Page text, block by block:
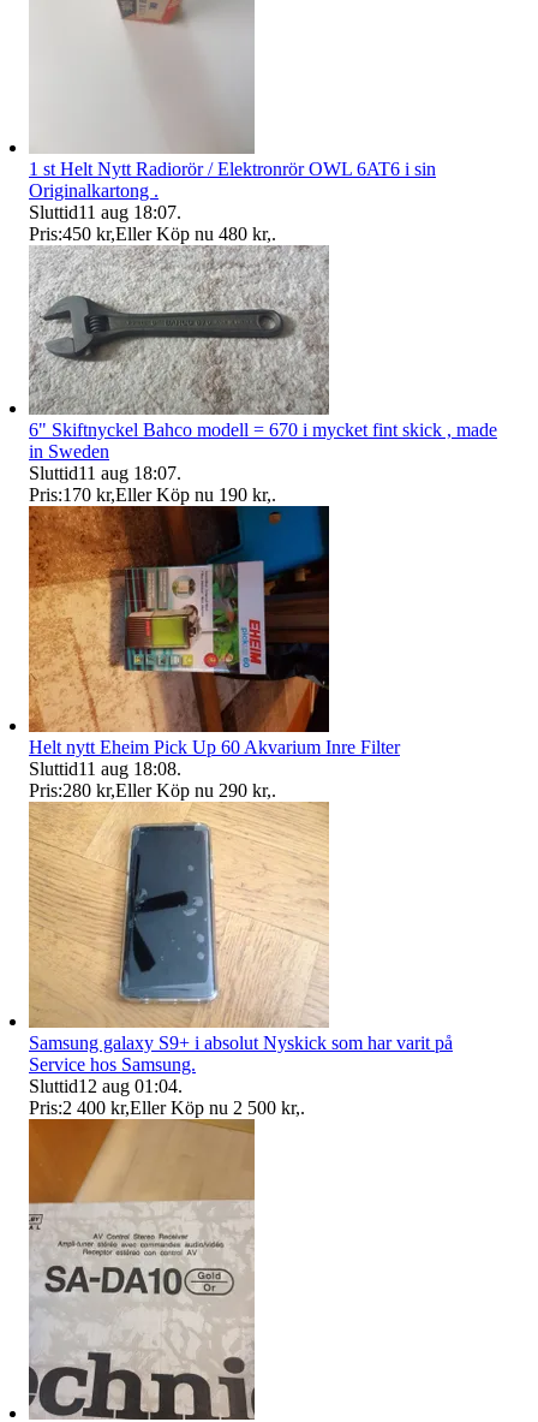
1 st Helt Nytt Radiorör / Elektronrör OWL 6AT6 i sin
Originalkartong .
Sluttid11 aug 18:07.
Pris:450 kr,Eller Köp nu 480 kr,.
6" Skiftnyckel Bahco modell = 670 i mycket fint skick , made
in Sweden
Sluttid11 aug 18:07.
Pris:170 kr,Eller Köp nu 190 kr,.
Helt nytt Eheim Pick Up 60 Akvarium Inre Filter
Sluttid11 aug 18:08.
Pris:280 kr,Eller Köp nu 290 kr,.
Samsung galaxy S9+ i absolut Nyskick som har varit på
Service hos Samsung.
Sluttid12 aug 01:04.
Pris:2 400 kr,Eller Köp nu 2 500 kr,.